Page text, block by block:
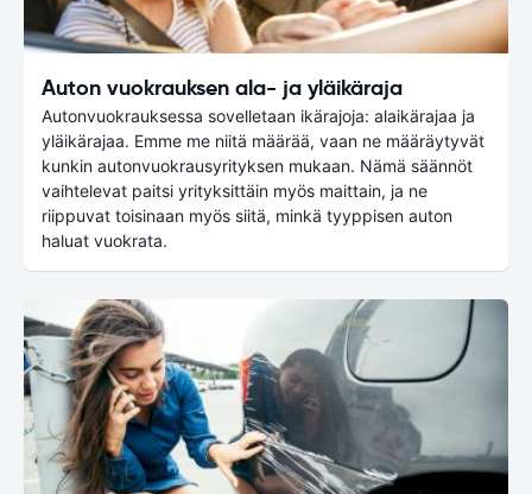
Auton vuokrauksen ala- ja yläikäraja
Autonvuokrauksessa sovelletaan ikärajoja: alaikärajaa ja
yläikärajaa. Emme me niitä määrää, vaan ne määräytyvät
kunkin autonvuokrausyrityksen mukaan. Nämä säännöt
vaihtelevat paitsi yrityksittäin myös maittain, ja ne
riippuvat toisinaan myös siitä, minkä tyyppisen auton
haluat vuokrata.